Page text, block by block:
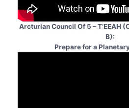
Arcturian Council Of 5 – T’EEAH
B):
Prepare for a